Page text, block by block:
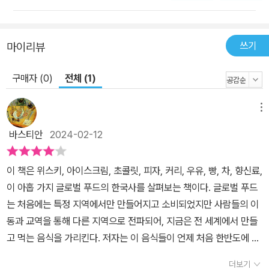
고 약 100년이 지난 조선 땅에는 고추·호박·옥수수·감자 등 새로운 작
물이 자라고 있었다. 이들의 원산지는 아메리카 대륙이다. 포르투갈
과 에스파냐 무역선에 실린 이 작물들은 대서양을 건너 유럽으로 갔
고, 다시 인도아대륙과 동남아시아를 거쳐 한반도에 도착했다. 이 책
에서 다루는 고추도 이렇게 한반도에 들어와 18세기 중반 이후 요리
에 빠지지 않는 양념이 되었다. 1492년 이후 아메리카 대륙과 유라
시아 대륙의 물건 교환을 ‘콜럼버스 교환’이라고 부르는데, 오늘날 한
국 음식의 상징이 된 붉은색과 매운맛은 콜럼버스 교환의 결과물이
다. ―〈프롤로그〉 중에서(16쪽) 2. 글로벌 푸드에 담긴 지난 100여
년 한국인의 삶 ―모든 세대가 함께 읽고 나누는 음식의 맛과 기억 아
주 오래전 한반도에 들어와 재배가 가능해진 농산물을 제외하고 오늘
날 한국인이 일상에서 즐기는 글로벌 푸드 대부분은 그 역사가 길지
않다. 더욱이 지난 100여 년간 식민지, 전쟁, 경제성장, 세계화라라는
마이리뷰 쓰기
구매자 (0) 전체 (1)
바스티안 2024-02-12
이 책은 위스키, 아이스크림, 초콜릿, 피자, 커리, 우유, 빵, 차, 향신료,
이 아홉 가지 글로벌 푸드의 한국사를 살펴보는 책이다. 글로벌 푸드
는 처음에는 특정 지역에서만 만들어지고 소비되었지만 사람들의 이
동과 교역을 통해 다른 지역으로 전파되어, 지금은 전 세계에서 만들
고 먹는 음식을 가리킨다. 저자는 이 음식들이 언제 처음 한반도에 들
위치에 있는지 이야기를 풀어나간다. 한 챕터에 한 음식씩, 그 음식의
더보기